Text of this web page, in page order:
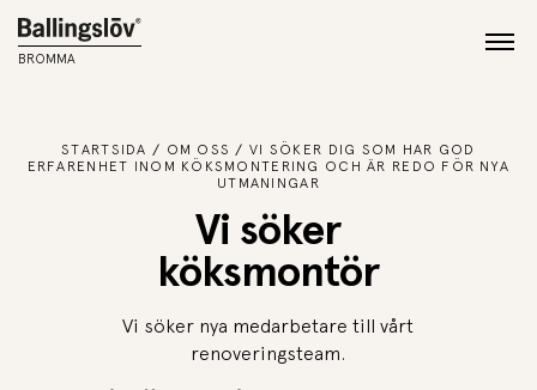
BROMMA
STARTSIDA OM OSS
VI SÖKER DIG SOM HAR GOD
ERFARENHET INOM KÖKSMONTERING OCH ÄR REDO FÖR NYA
UTMANINGAR
Vi söker
köksmontör
Vi söker nya medarbetare till vårt
renoveringsteam.